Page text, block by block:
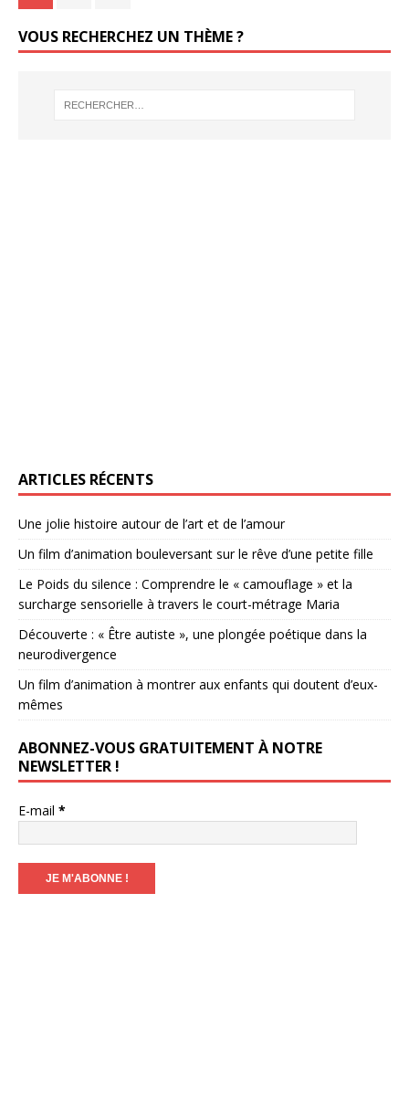
VOUS RECHERCHEZ UN THÈME ?
ARTICLES RÉCENTS
Une jolie histoire autour de l’art et de l’amour
Un film d’animation bouleversant sur le rêve d’une petite fille
Le Poids du silence : Comprendre le « camouflage » et la
surcharge sensorielle à travers le court-métrage Maria
Découverte : « Être autiste », une plongée poétique dans la
neurodivergence
Un film d’animation à montrer aux enfants qui doutent d’eux-
mêmes
ABONNEZ-VOUS GRATUITEMENT À NOTRE
NEWSLETTER !
E-mail *